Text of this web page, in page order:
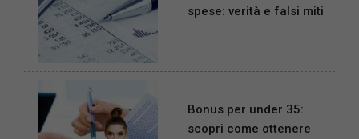
spese: verità e falsi miti
Bonus per under 35:
scopri come ottenere